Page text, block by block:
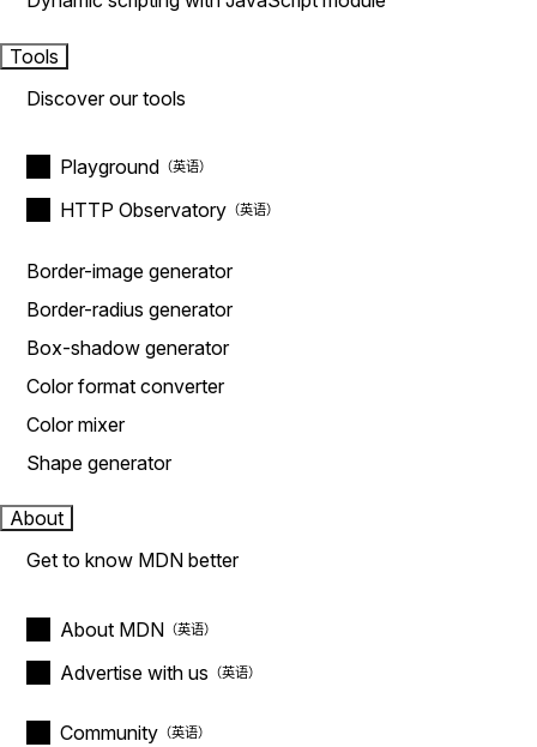
Tools
Discover our tools
Playground
HTTP Observatory
Border-image generator
Border-radius generator
Box-shadow generator
Color format converter
Color mixer
Shape generator
About
Get to know MDN better
About MDN
Advertise with us
Community